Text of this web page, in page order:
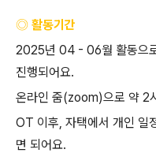
◎ 활동기간
2025년 04 - 06월 활동으
진행되어요.
온라인 줌(zoom)으로 약 2
OT 이후, 자택에서 개인 일
면 되어요.